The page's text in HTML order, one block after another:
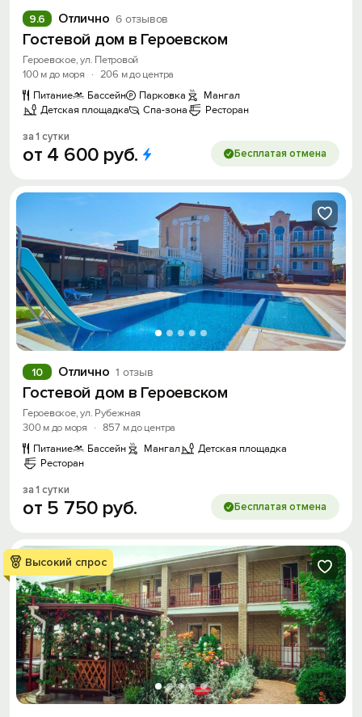
Отлично 6 отзывов
9.6
Гостевой дом в Героевском
Героевское, ул. Петровой
100 м до моря
· 206 м до центра
Питание
Бассейн Парковка
Мангал
Детская площадка
Спа-зона Ресторан
за 1 сутки
от 4 600 руб. Бесплатая отмена
Отлично 1 отзыв
10
Гостевой дом в Героевском
Героевское, ул. Рубежная
300 м до моря
· 857 м до центра
Питание
Бассейн Мангал
Детская площадка
Ресторан
за 1 сутки
от 5 750 руб. Бесплатая отмена
Высокий спрос